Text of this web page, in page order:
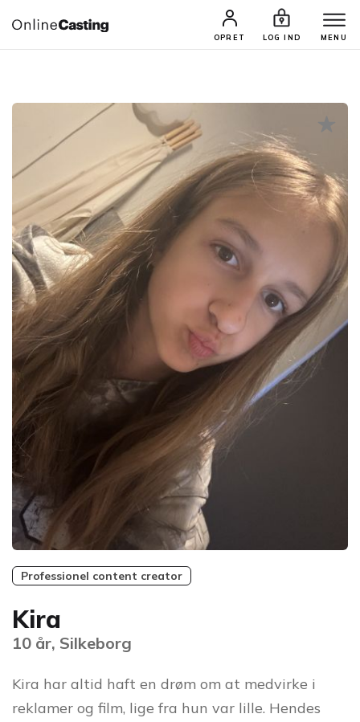
OPRET LOG IND MENU
CASTINGS & JOBS SØG PROFIL
Professionel content creator
Kira
10 år, Silkeborg
Kira har altid haft en drøm om at medvirke i
reklamer og film, lige fra hun var lille. Hendes